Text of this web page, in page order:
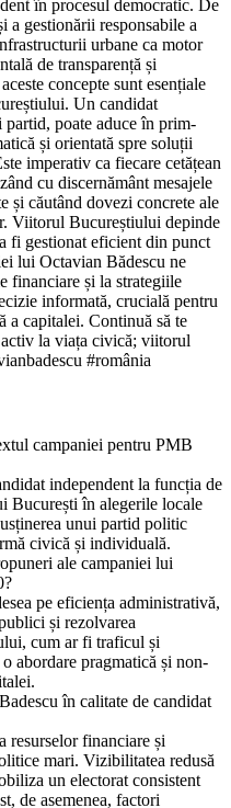
în procesul democratic. De
a gestionării responsabile a
urbane ca motor
de transparență și
concepte sunt esențiale
Un candidat
poate aduce în prim-
și orientată spre soluții
imperativ ca fiecare cetățean
cu discernământ mesajele
și căutând dovezi concrete ale
Viitorul Bucureștiului depinde
fi gestionat eficient din punct
lui Octavian Bădescu ne
financiare și la strategiile
informată, crucială pentru
a capitalei. Continuă să te
la viața civică; viitorul
#românia
campaniei pentru PMB
independent la funcția de
București în alegerile locale
unui partid politic
civică și individuală.
ale campaniei lui
pe eficiența administrativă,
și rezolvarea
cum ar fi traficul și
abordare pragmatică și non-
în calitate de candidat
resurselor financiare și
mari. Vizibilitatea redusă
un electorat consistent
de asemenea, factori